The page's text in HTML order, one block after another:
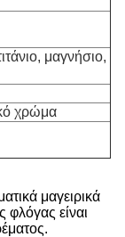
μαγνήσιο,
χρώμα
μαγειρικά
φλόγας είναι